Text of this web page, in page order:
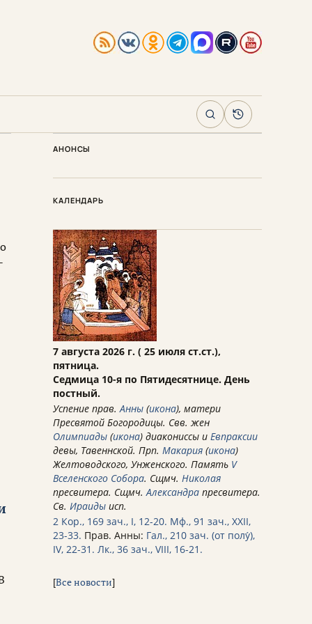
ПоискАрхив
АНОНСЫ
КАЛЕНДАРЬ
7 августа 2026 г. ( 25 июля ст.ст.),
пятница.
Седмица 10-я по Пятидесятнице. День
постный.
Успение прав.Анны (икона), матери
Пресвятой Богородицы. Свв. жен
Олимпиады (икона) диакониссы и Евпраксии
девы, Тавеннской. Прп. Макария (икона)
Желтоводского, Унженского. Память V
Вселенского Собора. Сщмч. Николая
пресвитера. Сщмч.Александра пресвитера.
Св. Ираиды исп.
2 Кор., 169 зач., I, 12-20. Мф., 91 зач., XXII,
23-33. Прав. Анны: Гал., 210 зач. (от полу́),
IV, 22-31. Лк., 36 зач., VIII, 16-21.
[Все новости]